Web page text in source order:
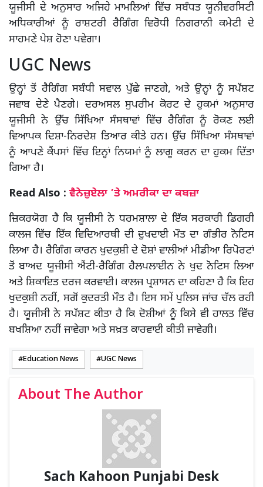
ਯੂਜੀਸੀ ਦੇ ਅਨੁਸਾਰ ਅਜਿਹੇ ਮਾਮਲਿਆਂ ਵਿੱਚ ਸਬੰਧਤ ਯੂਨੀਵਰਸਿਟੀ
ਅਧਿਕਾਰੀਆਂ ਨੂੰ ਰਾਸ਼ਟਰੀ ਰੈਗਿੰਗ ਵਿਰੋਧੀ ਨਿਗਰਾਨੀ ਕਮੇਟੀ ਦੇ
ਸਾਹਮਣੇ ਪੇਸ਼ ਹੋਣਾ ਪਵੇਗਾ।
UGC News
ਉਨ੍ਹਾਂ ਤੋਂ ਰੈਗਿੰਗ ਸਬੰਧੀ ਸਵਾਲ ਪੁੱਛੇ ਜਾਣਗੇ, ਅਤੇ ਉਨ੍ਹਾਂ ਨੂੰ ਸਪੱਸ਼ਟ
ਜਵਾਬ ਦੇਣੇ ਪੈਣਗੇ। ਦਰਅਸਲ ਸੁਪਰੀਮ ਕੋਰਟ ਦੇ ਹੁਕਮਾਂ ਅਨੁਸਾਰ
ਯੂਜੀਸੀ ਨੇ ਉੱਚ ਸਿੱਖਿਆ ਸੰਸਥਾਵਾਂ ਵਿੱਚ ਰੈਗਿੰਗ ਨੂੰ ਰੋਕਣ ਲਈ
ਵਿਆਪਕ ਦਿਸ਼ਾ-ਨਿਰਦੇਸ਼ ਤਿਆਰ ਕੀਤੇ ਹਨ। ਉੱਚ ਸਿੱਖਿਆ ਸੰਸਥਾਵਾਂ
ਨੂੰ ਆਪਣੇ ਕੈਂਪਸਾਂ ਵਿੱਚ ਇਨ੍ਹਾਂ ਨਿਯਮਾਂ ਨੂੰ ਲਾਗੂ ਕਰਨ ਦਾ ਹੁਕਮ ਦਿੱਤਾ
ਗਿਆ ਹੈ।
Read Also : ਵੈਨੇਜ਼ੁਏਲਾ ’ਤੇ ਅਮਰੀਕਾ ਦਾ ਕਬਜ਼ਾ
ਜ਼ਿਕਰਯੋਗ ਹੈ ਕਿ ਯੂਜੀਸੀ ਨੇ ਧਰਮਸ਼ਾਲਾ ਦੇ ਇੱਕ ਸਰਕਾਰੀ ਡਿਗਰੀ
ਕਾਲਜ ਵਿੱਚ ਇੱਕ ਵਿਦਿਆਰਥੀ ਦੀ ਦੁਖਦਾਈ ਮੌਤ ਦਾ ਗੰਭੀਰ ਨੋਟਿਸ
ਲਿਆ ਹੈ। ਰੈਗਿੰਗ ਕਾਰਨ ਖੁਦਕੁਸ਼ੀ ਦੇ ਦੋਸ਼ਾਂ ਵਾਲੀਆਂ ਮੀਡੀਆ ਰਿਪੋਰਟਾਂ
ਤੋਂ ਬਾਅਦ ਯੂਜੀਸੀ ਐਂਟੀ-ਰੈਗਿੰਗ ਹੈਲਪਲਾਈਨ ਨੇ ਖੁਦ ਨੋਟਿਸ ਲਿਆ
ਅਤੇ ਸ਼ਿਕਾਇਤ ਦਰਜ ਕਰਵਾਈ। ਕਾਲਜ ਪ੍ਰਸ਼ਾਸਨ ਦਾ ਕਹਿਣਾ ਹੈ ਕਿ ਇਹ
ਖੁਦਕੁਸ਼ੀ ਨਹੀਂ, ਸਗੋਂ ਕੁਦਰਤੀ ਮੌਤ ਹੈ। ਇਸ ਸਮੇਂ ਪੁਲਿਸ ਜਾਂਚ ਚੱਲ ਰਹੀ
ਹੈ। ਯੂਜੀਸੀ ਨੇ ਸਪੱਸ਼ਟ ਕੀਤਾ ਹੈ ਕਿ ਦੋਸ਼ੀਆਂ ਨੂੰ ਕਿਸੇ ਵੀ ਹਾਲਤ ਵਿੱਚ
ਬਖਸ਼ਿਆ ਨਹੀਂ ਜਾਵੇਗਾ ਅਤੇ ਸਖ਼ਤ ਕਾਰਵਾਈ ਕੀਤੀ ਜਾਵੇਗੀ।
Education News UGC News
About The Author
Sach Kahoon Punjabi Desk